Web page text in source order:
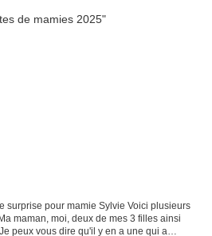
surprise pour mamie Sylvie Voici plusieurs
maman, moi, deux de mes 3 filles ainsi
peux vous dire qu'il y en a une qui a